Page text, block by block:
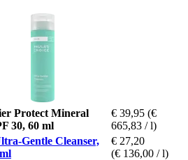
Protect Mineral
30, 60 ml
€ 39,95 (€
665,83 / l)
Gentle Cleanser,
€ 27,20
(€ 136,00 / l)